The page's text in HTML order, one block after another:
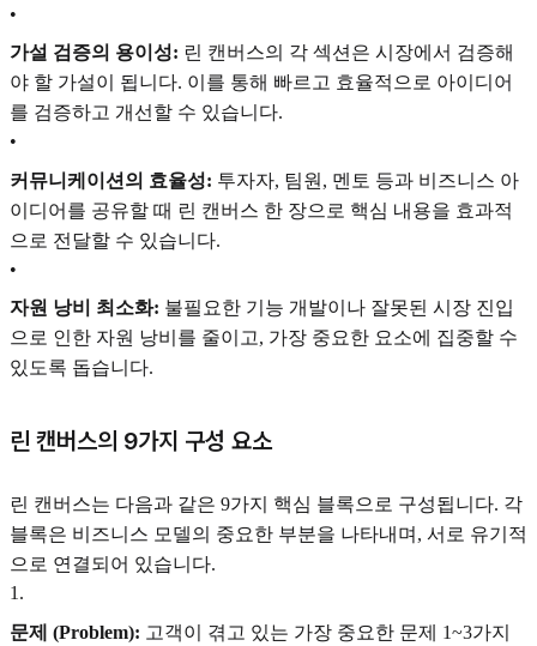
•
가설 검증의 용이성: 린 캔버스의 각 섹션은 시장에서 검증해
야 할 가설이 됩니다. 이를 통해 빠르고 효율적으로 아이디어
를 검증하고 개선할 수 있습니다.
•
커뮤니케이션의 효율성: 투자자, 팀원, 멘토 등과 비즈니스 아
이디어를 공유할 때 린 캔버스 한 장으로 핵심 내용을 효과적
으로 전달할 수 있습니다.
•
자원 낭비 최소화: 불필요한 기능 개발이나 잘못된 시장 진입
으로 인한 자원 낭비를 줄이고, 가장 중요한 요소에 집중할 수
있도록 돕습니다.
린 캔버스의 9가지 구성 요소
린 캔버스는 다음과 같은 9가지 핵심 블록으로 구성됩니다. 각
블록은 비즈니스 모델의 중요한 부분을 나타내며, 서로 유기적
으로 연결되어 있습니다.
1 .
문제 (Problem): 고객이 겪고 있는 가장 중요한 문제 1~3가지